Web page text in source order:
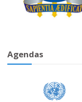
Agendas